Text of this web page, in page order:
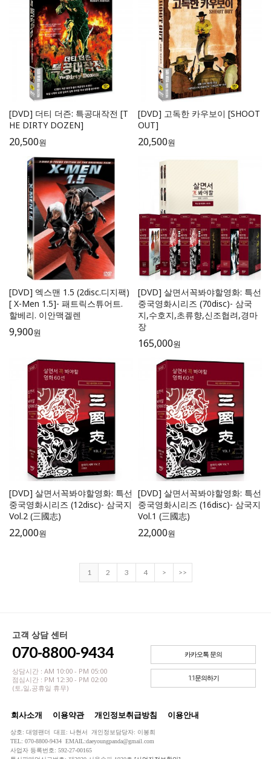
[DVD] 더티 더즌: 특공대작전 [T
HE DIRTY DOZEN]
20,500원
[DVD] 고독한 카우보이 [SHOOT
OUT]
20,500원
[DVD] 엑스맨 1.5 (2disc.디지팩)
[ X-Men 1.5]- 패트릭스튜어트.
할베리. 이안맥겔렌
9,900원
[DVD] 살면서꼭봐야할영화: 특선
중국영화시리즈 (70disc)- 삼국
지,수호지,초류향,신조협려,경마
장
165,000원
[DVD] 살면서꼭봐야할영화: 특선
중국영화시리즈 (12disc)- 삼국지
Vol.2 (三國志)
22,000원
[DVD] 살면서꼭봐야할영화: 특선
중국영화시리즈 (16disc)- 삼국지
Vol.1 (三國志)
22,000원
1 2 3 4 > >>
고객 상담 센터
070-8800-9434
상담시간 : AM 10:00 - PM 05:00
점심시간 : PM 12:30 - PM 02:00
(토,일,공휴일 휴무)
카카오톡 문의
1:1문의하기
회사소개 이용약관 개인정보취급방침 이용안내
상호: 대영팬더 대표: 나현서 개인정보담당자: 이봉희
TEL: 070-8800-9434 EMAIL:daeyoungpanda@gmail.com
사업자 등록번호: 592-27-00165